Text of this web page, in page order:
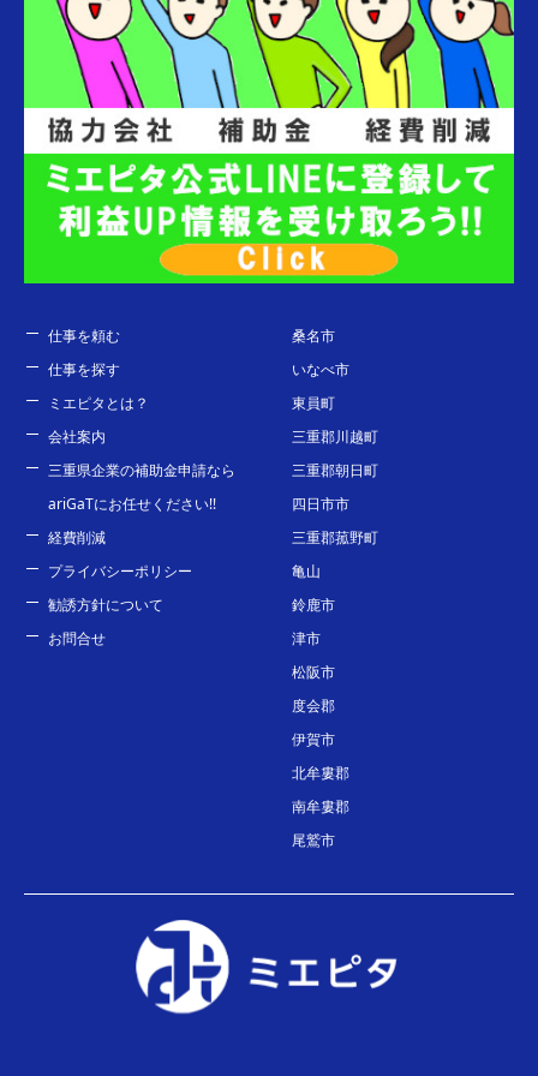
仕事を頼む
仕事を探す
ミエピタとは？
会社案内
三重県企業の補助金申請なら
ariGaTにお任せください!!
経費削減
プライバシーポリシー
勧誘方針について
お問合せ
桑名市
いなべ市
東員町
三重郡川越町
三重郡朝日町
四日市市
三重郡菰野町
亀山
鈴鹿市
津市
松阪市
度会郡
伊賀市
北牟婁郡
南牟婁郡
尾鷲市